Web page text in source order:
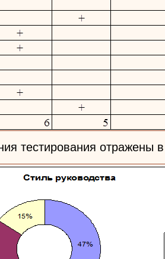
тестирования отражены